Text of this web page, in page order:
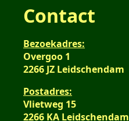
g
t
n
g
n
v
t
t
i
n
g
a
m
n
v
t
t
s
a
m
e
n
v
a
Contact
Bezoekadres:
Overgoo 1
2266 JZ Leidschendam
Postadres:
Vlietweg 15
2266 KA Leidschendam